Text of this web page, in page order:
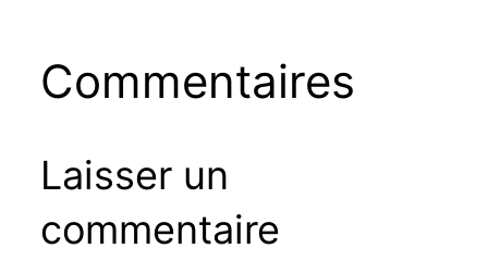
Commentaires
Laisser un
commentaire